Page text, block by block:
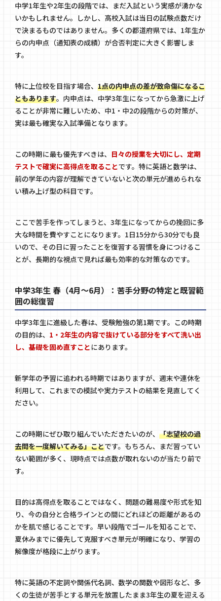
中学1年生や2年生の段階では、まだ入試という実感が湧かな
いかもしれません。しかし、高校入試は当日の試験点数だけ
で決まるものではありません。多くの都道府県では、1年生か
らの内申点（通知表の成績）が合否判定に大きく影響しま
す。
特に上位校を目指す場合、 1点の内申点の差が致命傷になるこ
ともあります。内申点は、中学3年生になってから急激に上げ
ることが非常に難しいため、中1・中2の段階からの対策が、
実は最も確実な入試準備となります。
この時期に最も優先すべきは、 日々の授業を大切にし、定期
テストで確実に高得点を取ることです。特に英語と数学は、
前の学年の内容が理解できていないと次の単元が進められな
い積み上げ型の科目です。
ここで苦手を作ってしまうと、3年生になってからの挽回に多
大な時間を費やすことになります。1日15分から30分でも良
いので、その日に習ったことを復習する習慣を身につけるこ
とが、長期的な視点で見れば最も効率的な対策なのです。
中学3年生 春（4月〜6月）：苦手分野の特定と既習範
囲の総復習
中学3年生に進級した春は、受験勉強の第1期です。この時期
の目的は、 1・2年生の内容で抜けている部分をすべて洗い出
し、基礎を固め直すことにあります。
新学年の予習に追われる時期ではありますが、週末や連休を
利用して、これまでの模試や実力テストの結果を見直してく
ださい。
この時期にぜひ取り組んでいただきたいのが、 「志望校の過
去問を一度解いてみる」ことです。もちろん、まだ習ってい
ない範囲が多く、現時点では点数が取れないのが当たり前で
す。
目的は高得点を取ることではなく、問題の難易度や形式を知
り、今の自分と合格ラインとの間にどれほどの距離があるの
かを肌で感じることです。早い段階でゴールを知ることで、
夏休みまでに優先して克服すべき単元が明確になり、学習の
解像度が格段に上がります。
特に英語の不定詞や関係代名詞、数学の関数や図形など、多
くの生徒が苦手とする単元を放置したまま3年生の夏を迎える